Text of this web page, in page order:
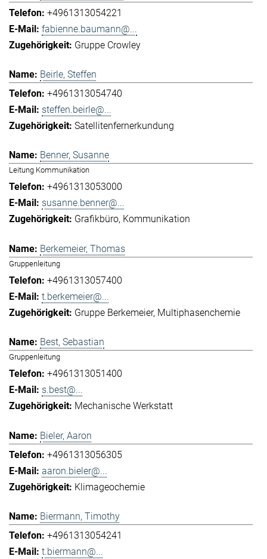
+4961313054221
fabienne.baumann@...
Gruppe Crowley
Beirle, Steffen
+4961313054740
steffen.beirle@...
Satellitenfernerkundung
Benner, Susanne
Leitung Kommunikation
+4961313053000
susanne.benner@...
Grafikbüro Kommunikation
Berkemeier, Thomas
Gruppenleitung
+4961313057400
t.berkemeier@...
Gruppe Berkemeier Multiphasenchemie
Best, Sebastian
Gruppenleitung
+4961313051400
s.best@...
Mechanische Werkstatt
Bieler, Aaron
+4961313056305
aaron.bieler@...
Klimageochemie
Biermann, Timothy
+4961313054241
t.biermann@...